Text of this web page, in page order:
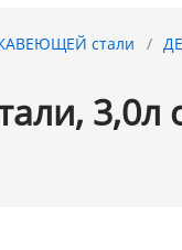
стали
3,0л